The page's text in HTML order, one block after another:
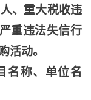
、重大税收违
重违法失信行
活动。
名称、单位名